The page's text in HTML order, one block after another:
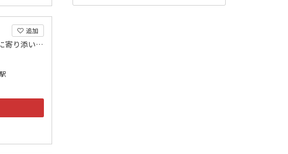
追加
山形市のペインクリニック 患者さま、一人ひとりの痛みに寄り添います